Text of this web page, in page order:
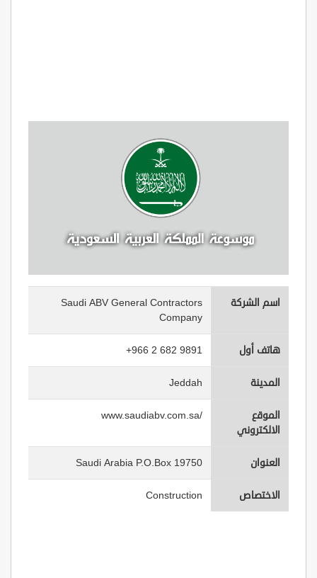
اسم الشركة
Saudi ABV General Contractors
Company
هاتف أول +966 2 682 9891
المدينة Jeddah
الموقع
الالكتروني
www.saudiabv.com.sa/
العنوان Saudi Arabia P.O.Box 19750
الاختصاص Construction